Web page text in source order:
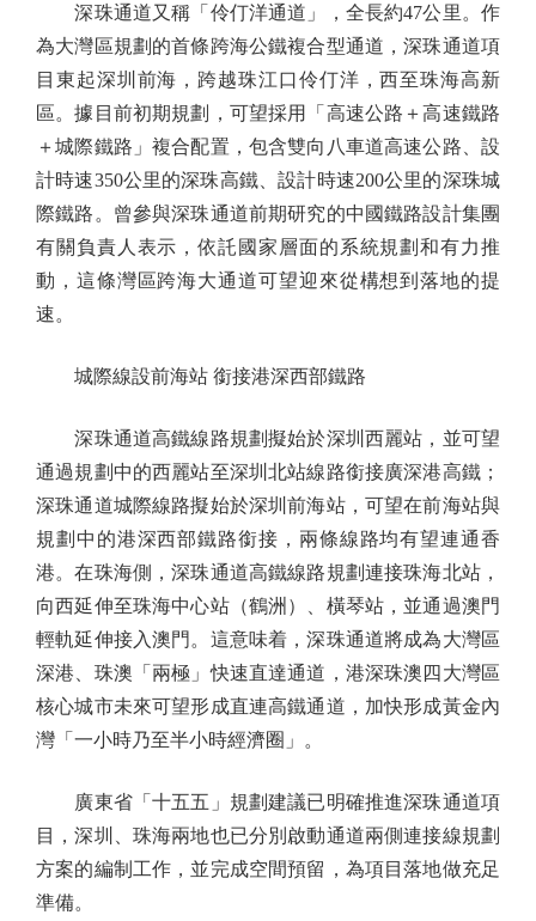
深珠通道又稱「伶仃洋通道」，全長約47公里。作
為大灣區規劃的首條跨海公鐵複合型通道，深珠通道項
目東起深圳前海，跨越珠江口伶仃洋，西至珠海高新
區。據目前初期規劃，可望採用「高速公路＋高速鐵路
＋城際鐵路」複合配置，包含雙向八車道高速公路、設
計時速350公里的深珠高鐵、設計時速200公里的深珠城
際鐵路。曾參與深珠通道前期研究的中國鐵路設計集團
有關負責人表示，依託國家層面的系統規劃和有力推
動，這條灣區跨海大通道可望迎來從構想到落地的提
速。
城際線設前海站 銜接港深西部鐵路
深珠通道高鐵線路規劃擬始於深圳西麗站，並可望
通過規劃中的西麗站至深圳北站線路銜接廣深港高鐵；
深珠通道城際線路擬始於深圳前海站，可望在前海站與
規劃中的港深西部鐵路銜接，兩條線路均有望連通香
港。在珠海側，深珠通道高鐵線路規劃連接珠海北站，
向西延伸至珠海中心站（鶴洲）、橫琴站，並通過澳門
輕軌延伸接入澳門。這意味着，深珠通道將成為大灣區
深港、珠澳「兩極」快速直達通道，港深珠澳四大灣區
核心城市未來可望形成直連高鐵通道，加快形成黃金內
灣「一小時乃至半小時經濟圈」。
廣東省「十五五」規劃建議已明確推進深珠通道項
目，深圳、珠海兩地也已分別啟動通道兩側連接線規劃
方案的編制工作，並完成空間預留，為項目落地做充足
準備。